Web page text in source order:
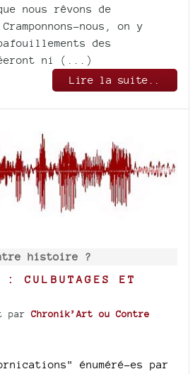
nous rêvons de
nous, on y
des
ni (...)
Lire la suite..
histoire ?
CULBUTAGES ET
parChronik’Art ou Contre
énuméré-es par